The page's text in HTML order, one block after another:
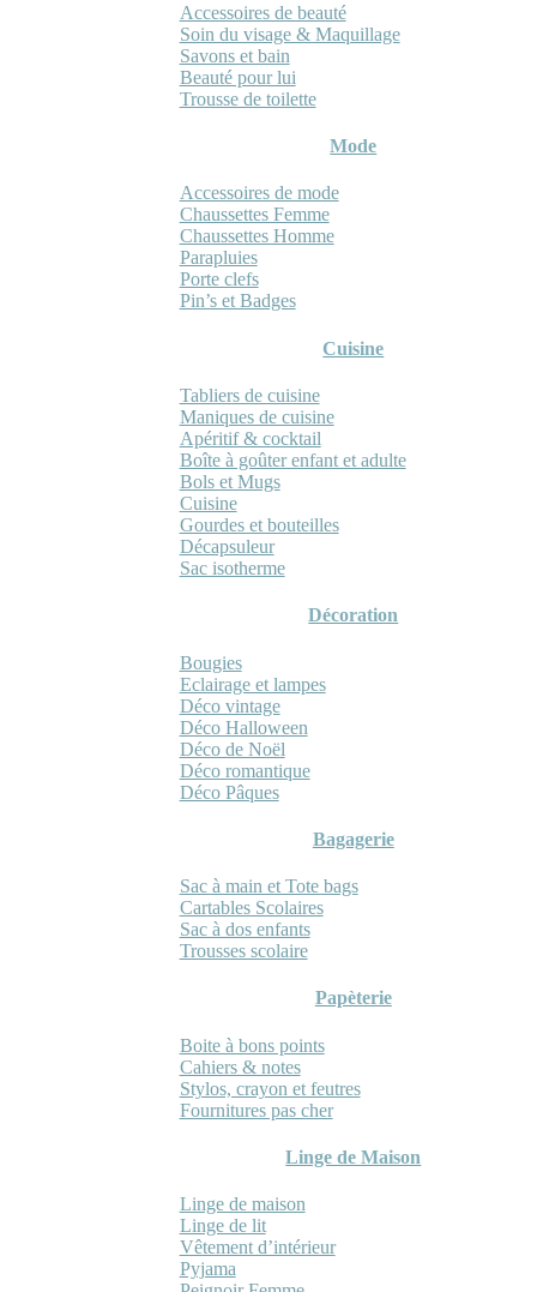
Accessoires de beauté
Soin du visage & Maquillage
Savons et bain
Beauté pour lui
Trousse de toilette
Mode
Accessoires de mode
Chaussettes Femme
Chaussettes Homme
Parapluies
Porte clefs
Pin’s et Badges
Cuisine
Tabliers de cuisine
Maniques de cuisine
Apéritif & cocktail
Boîte à goûter enfant et adulte
Bols et Mugs
Cuisine
Gourdes et bouteilles
Décapsuleur
Sac isotherme
Décoration
Bougies
Eclairage et lampes
Déco vintage
Déco Halloween
Déco de Noël
Déco romantique
Déco Pâques
Bagagerie
Sac à main et Tote bags
Cartables Scolaires
Sac à dos enfants
Trousses scolaire
Papèterie
Boite à bons points
Cahiers & notes
Stylos, crayon et feutres
Fournitures pas cher
Linge de Maison
Linge de maison
Linge de lit
Vêtement d’intérieur
Pyjama